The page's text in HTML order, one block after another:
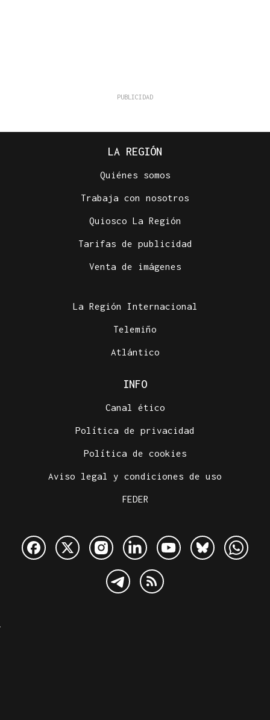
LA REGIÓN
Quiénes somos
Trabaja con nosotros
Quiosco La Región
Tarifas de publicidad
Venta de imágenes
La Región Internacional
Telemiño
Atlántico
INFO
Canal ético
Política de privacidad
Política de cookies
Aviso legal y condiciones de uso
FEDER